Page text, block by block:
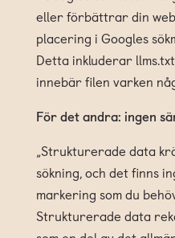
eller förbättrar din
placering i Googles
Detta inkluderar
innebär filen varken
För det andra: ingen
„Strukturerade data
sökning, och det finns
markering som du
Strukturerade data